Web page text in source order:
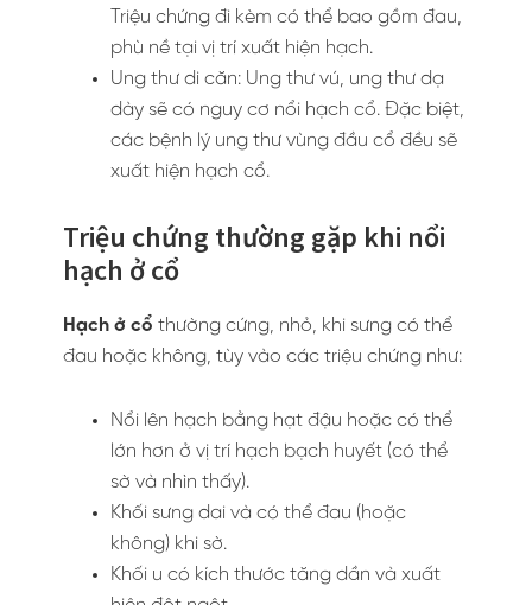
Triệu chứng đi kèm có thể bao gồm đau,
phù nề tại vị trí xuất hiện hạch.
Ung thư di căn: Ung thư vú, ung thư dạ
dày sẽ có nguy cơ nổi hạch cổ. Đặc biệt,
các bệnh lý ung thư vùng đầu cổ đều sẽ
xuất hiện hạch cổ.
Triệu chứng thường gặp khi nổi
hạch ở cổ
Hạch ở cổ thường cứng, nhỏ, khi sưng có thể
đau hoặc không, tùy vào các triệu chứng như:
Nổi lên hạch bằng hạt đậu hoặc có thể
lớn hơn ở vị trí hạch bạch huyết (có thể
sờ và nhìn thấy).
Khối sưng dai và có thể đau (hoặc
không) khi sờ.
Khối u có kích thước tăng dần và xuất